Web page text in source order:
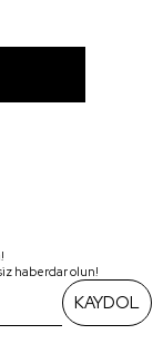
haberdar olun!
KAYDOL